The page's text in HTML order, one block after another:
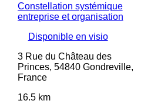
Constellation systémique
entreprise et organisation
Disponible en visio
3 Rue du Château des
Princes, 54840 Gondreville,
France
16.5 km